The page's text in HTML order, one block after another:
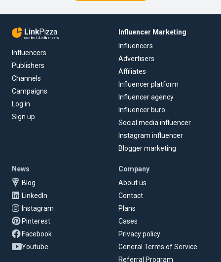
LinkPizza
content & influencers
Influencers
Publishers
Channels
Campaigns
Log in
Sign up
Influencer Marketing
Influencers
Advertisers
Affiliates
Influencer platform
Influencer agency
Influencer buro
Social media influencer
Instagram influencer
Blogger marketing
News
Blog
LinkedIn
Instagram
Pinterest
Facebook
Youtube
Company
About us
Contact
Plans
Cases
Privacy policy
General Terms of Service
Referral Program